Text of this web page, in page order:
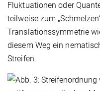
Fluktuationen oder
teilweise zum
Translationssymmetrie
diesem Weg ein
Streifen.